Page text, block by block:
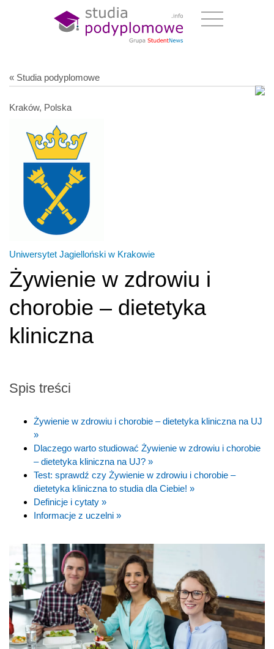
« Studia podyplomowe
Kraków, Polska
Uniwersytet Jagielloński w Krakowie
Żywienie w zdrowiu i
chorobie – dietetyka
kliniczna
Spis treści
Żywienie w zdrowiu i chorobie – dietetyka kliniczna na UJ
»
Dlaczego warto studiować Żywienie w zdrowiu i chorobie
– dietetyka kliniczna na UJ? »
Test: sprawdź czy Żywienie w zdrowiu i chorobie –
dietetyka kliniczna to studia dla Ciebie! »
Definicje i cytaty »
Informacje z uczelni »